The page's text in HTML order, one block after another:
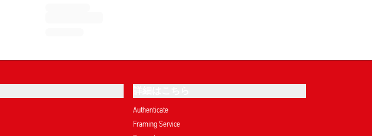
Authenticate
Framing Service